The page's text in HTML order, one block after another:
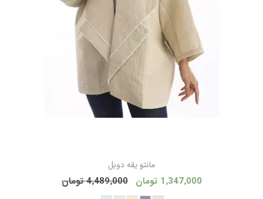
مانتو يقه دوبل
1٬347٬000 تومان 4٬489٬000 تومان